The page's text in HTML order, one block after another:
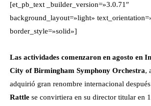
[et_pb_text _builder_version=»3.0.71″
background_layout=»light»
border_style=»solid»]
Las actividades comenzaron en agosto en
City of Birmingham Symphony Orchestra,
adquirió gran renombre internacional
Rattle se convirtiera en su director titular en